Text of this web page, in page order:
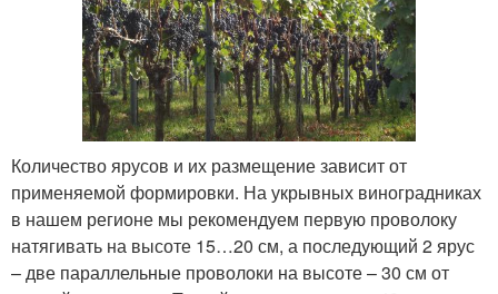
Количество ярусов и их размещение зависит от
применяемой формировки. На укрывных виноградниках
в нашем регионе мы рекомендуем первую проволоку
натягивать на высоте 15…20 см, а последующий 2 ярус
– две параллельные проволоки на высоте – 30 см от